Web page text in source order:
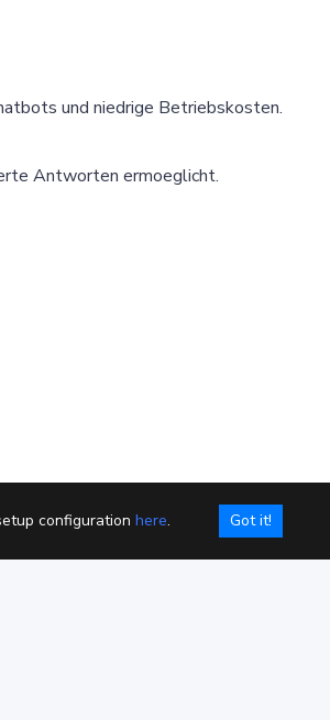
configuration here. Got it!
und niedrige Betriebskosten.
Antworten ermoeglicht.